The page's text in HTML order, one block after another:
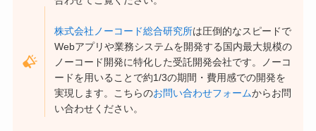
株式会社ノーコード総合研究所は圧倒的なスピードで
Webアプリや業務システムを開発する国内最大規模の
ノーコード開発に特化した受託開発会社です。ノーコ
ードを用いることで約1/3の期間・費用感での開発を
実現します。こちらのお問い合わせフォームからお問
い合わせください。